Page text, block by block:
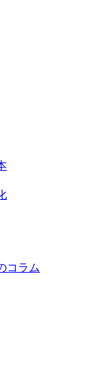
コラム